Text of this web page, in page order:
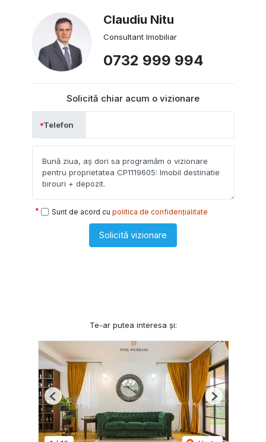
Claudiu Nitu
Consultant Imobiliar
0732 999 994
Solicită chiar acum o vizionare
Telefon
Sunt de acord cu politica de confidențialitate
Solicită vizionare
Te-ar putea interesa și:
Previous Next